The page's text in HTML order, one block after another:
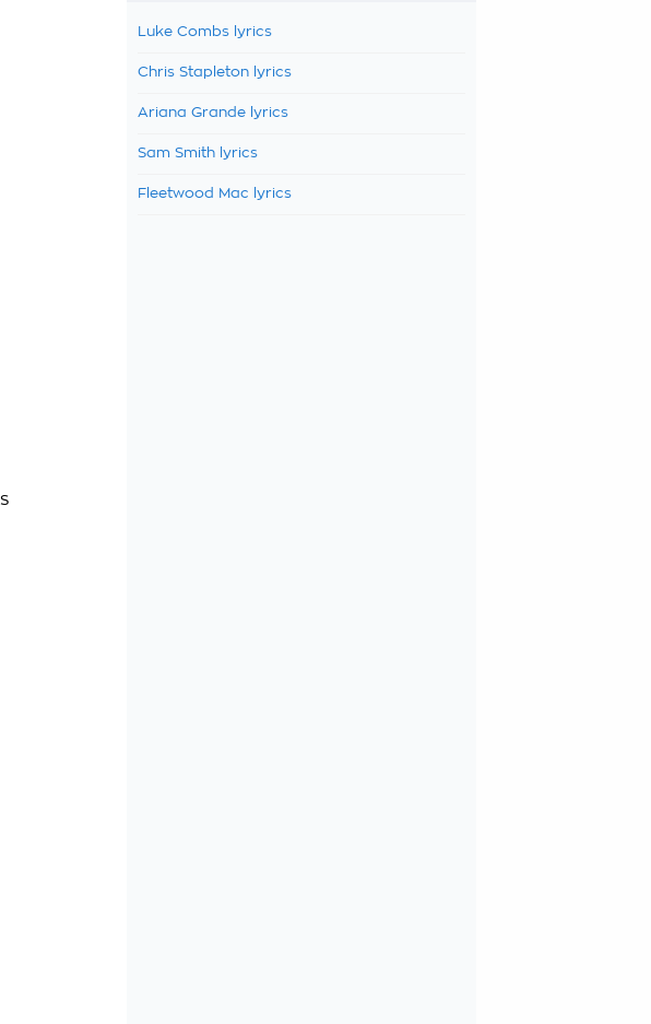
Luke Combs lyrics
Chris Stapleton lyrics
Ariana Grande lyrics
Sam Smith lyrics
Fleetwood Mac lyrics